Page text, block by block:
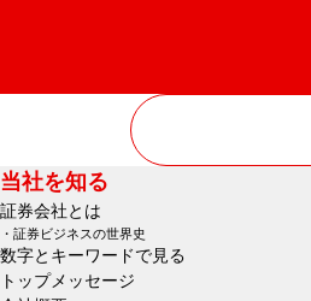
当社を知る
証券会社とは
証券ビジネスの世界史
数字とキーワードで見る
トップメッセージ